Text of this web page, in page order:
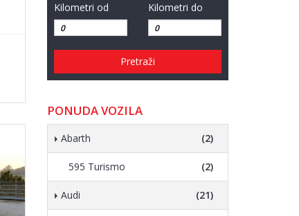
Kilometri od Kilometri do
Pretraži
PONUDA VOZILA
Abarth (2)
595 Turismo (2)
Audi (21)